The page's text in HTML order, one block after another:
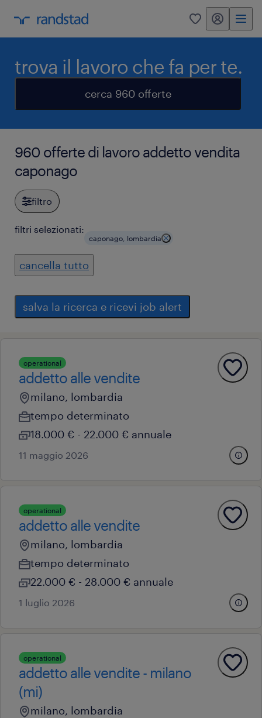
0 my randstad
trova il lavoro che fa per te.
cerca 960 offerte
960 offerte di lavoro addetto vendita
caponago
filtro
filtri selezionati:
caponago, lombardia
cancella tutto
salva la ricerca e ricevi job alert
operational
addetto alle vendite
milano, lombardia
tempo determinato
18.000 € - 22.000 € annuale
11 maggio 2026
operational
addetto alle vendite
milano, lombardia
tempo determinato
22.000 € - 28.000 € annuale
1 luglio 2026
operational
addetto alle vendite - milano
(mi)
milano, lombardia